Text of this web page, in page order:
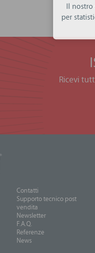
Ricevi
Contatti
Supporto tecnico post
vendita
Newsletter
F.A.Q.
Referenze
News
Il
per